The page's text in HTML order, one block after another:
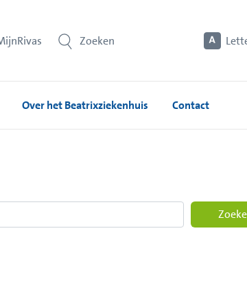
Zoeken
Over het Beatrixziekenhuis Contact